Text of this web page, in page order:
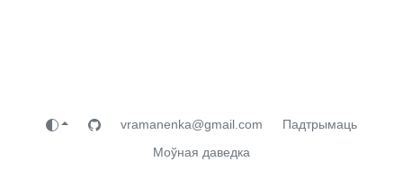
vramanenka@gmail.com
Падтрымаць
Моўная даведка